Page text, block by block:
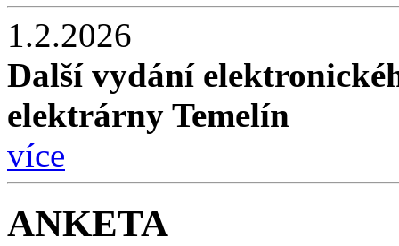
1.2.2026
Další vydání
elektrárny Temelín
více
ANKETA